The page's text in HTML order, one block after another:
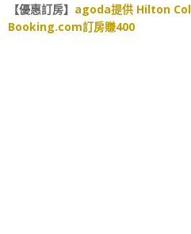
【優惠訂房】 agoda提供 Hilton
Booking.com訂房賺400